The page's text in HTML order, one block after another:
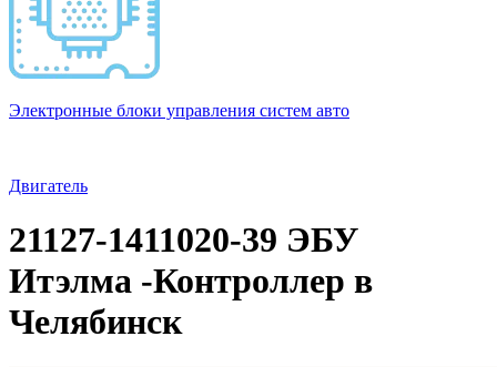
Электронные блоки управления систем авто
Двигатель
21127-1411020-39 ЭБУ
Итэлма -Контроллер в
Челябинск